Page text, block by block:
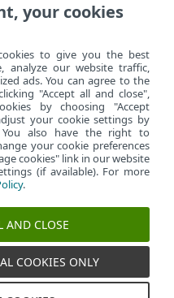
da ESET
ESET
your cookies
to give you the best
analyze our website traffic,
ads. You can agree to the
"Accept all and close",
by choosing "Accept
your cookie settings by
You also have the right to
your cookie preferences
cookies" link in our website
(if available). For more
.
AND CLOSE
COOKIES ONLY